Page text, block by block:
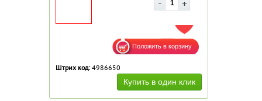
ДОБАВИТЬ В ИЗБРАННОЕ
Штрих код: 4986650